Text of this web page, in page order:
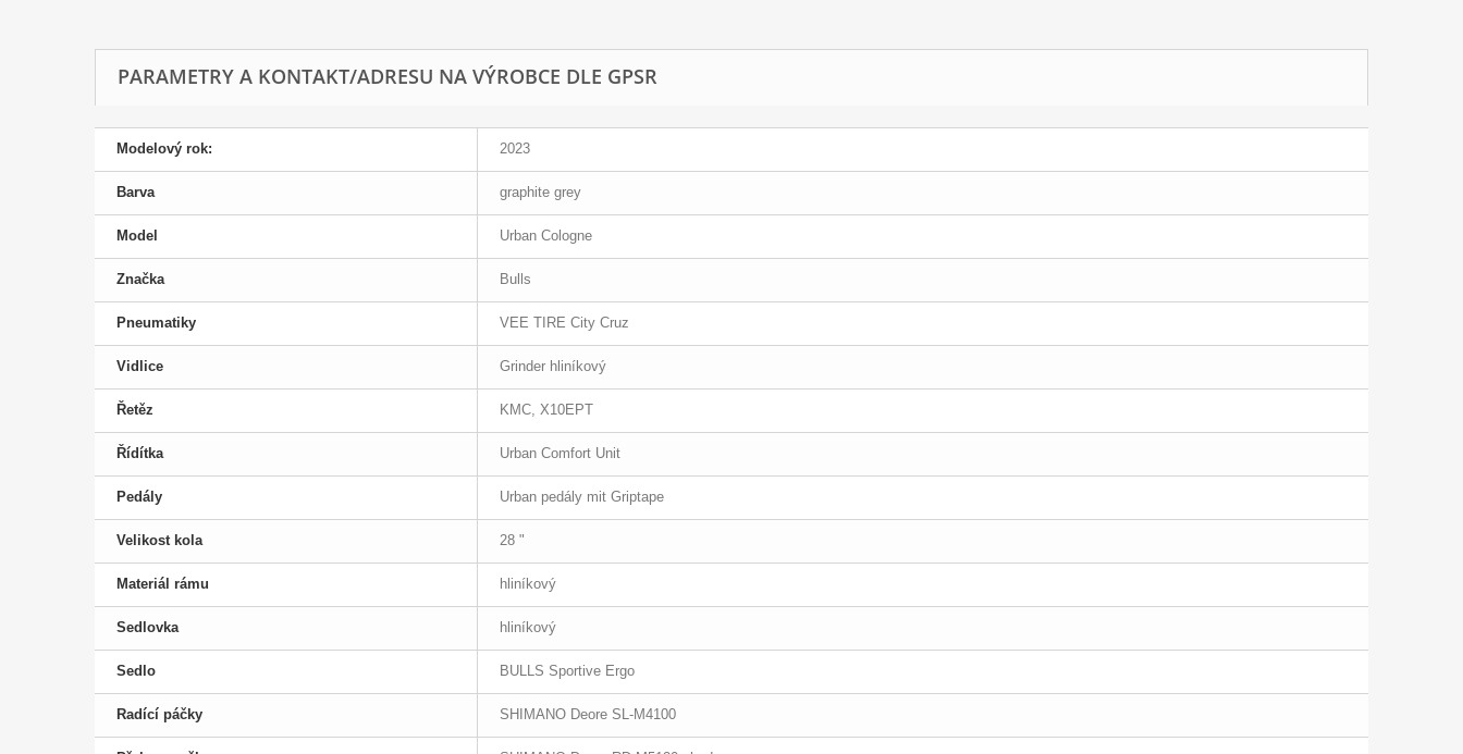
PARAMETRY A KONTAKT/ADRESU NA VÝROBCE DLE GPSR
Modelový rok: 2023
Barva graphite grey
Model Urban Cologne
Značka Bulls
Pneumatiky VEE TIRE City Cruz
Vidlice Grinder hliníkový
Řetěz KMC, X10EPT
Řídítka Urban Comfort Unit
Pedály Urban pedály mit Griptape
Velikost kola 28 "
Materiál rámu hliníkový
Sedlovka hliníkový
Sedlo BULLS Sportive Ergo
Radící páčky SHIMANO Deore SL-M4100